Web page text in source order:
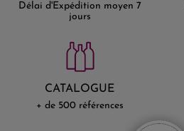
Délai d'Expédition moyen 7
jours
CATALOGUE
+ de 500 références